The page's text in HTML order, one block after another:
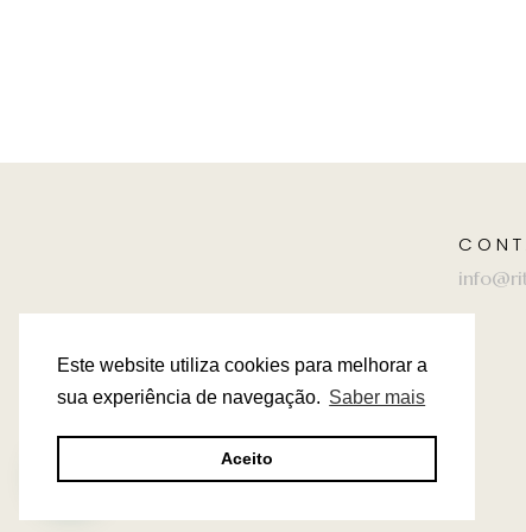
Este website utiliza cookies para melhorar a
sua experiência de navegação. Saber mais
Aceito